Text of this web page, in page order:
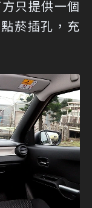
只提供一個
菸插孔，充